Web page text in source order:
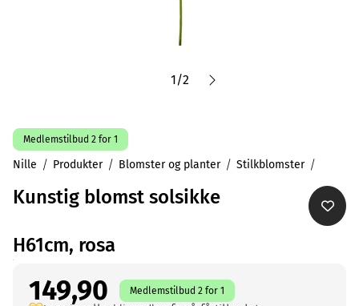
1/2
Medlemstilbud 2 for 1
Nille Produkter Blomster og planter Stilkblomster
Kunstig blomst solsikke
H61cm, rosa
149,90 Medlemstilbud 2 for 1